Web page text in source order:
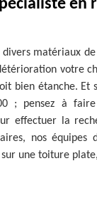
en
matériaux
votre
bien étanche. Et
; pensez à
effectuer la
nos équipes
une toiture